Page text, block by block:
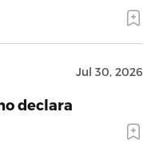
Jul 30, 2026
declara